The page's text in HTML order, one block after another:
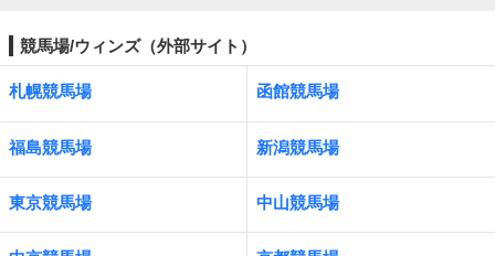
競馬場/ウィンズ（外部サイト）
札幌競馬場 函館競馬場
福島競馬場 新潟競馬場
東京競馬場 中山競馬場